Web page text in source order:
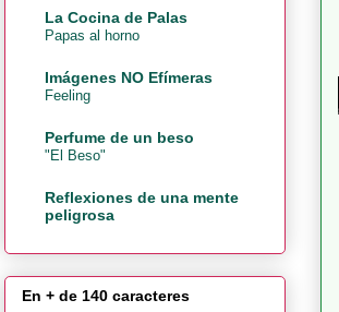
La Cocina de Palas
Papas al horno
Imágenes NO Efímeras
Feeling
Perfume de un beso
"El Beso"
Reflexiones de una mente
peligrosa
En + de 140 caracteres